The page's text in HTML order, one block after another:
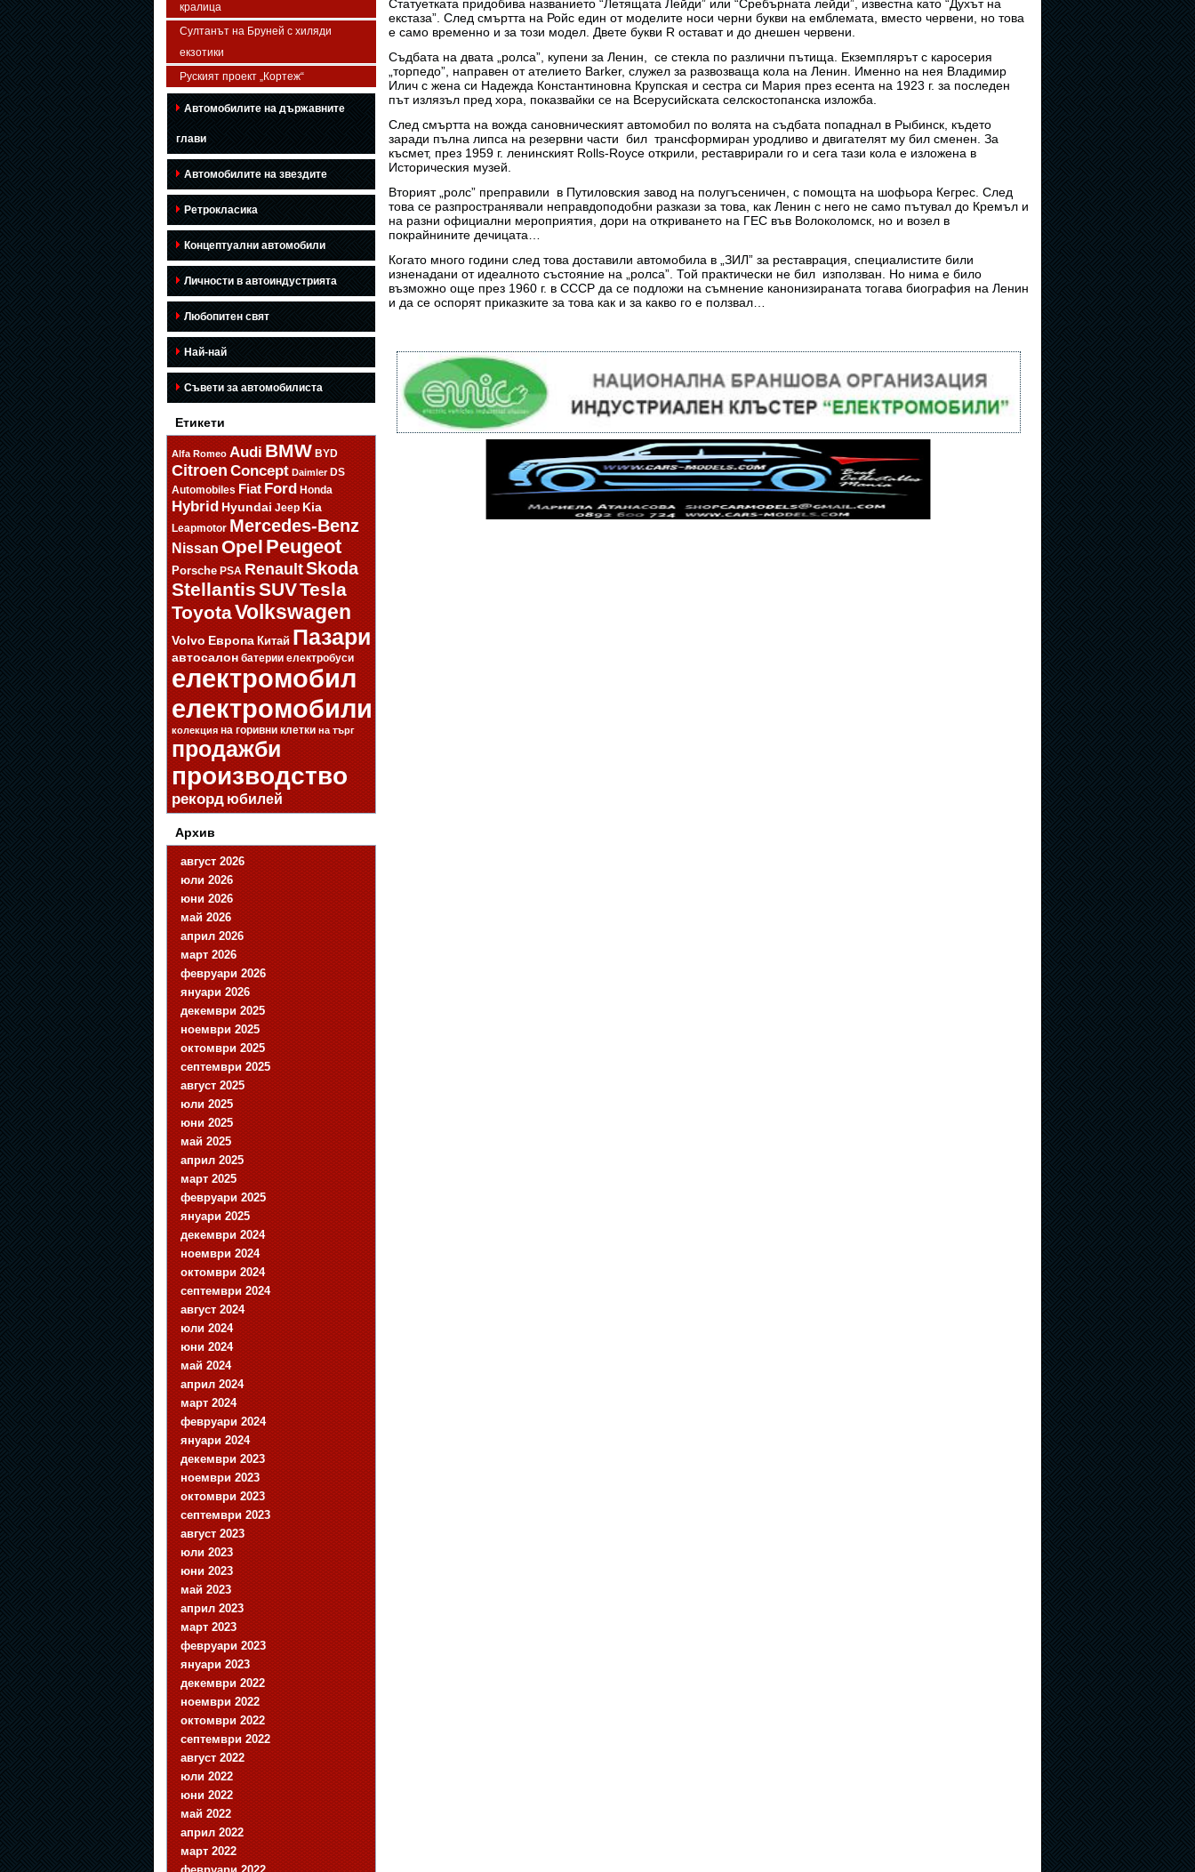
кралица
Султанът на Бруней с хиляди
екзотики
Руският проект „Кортеж“
Автомобилите на държавните
глави
Автомобилите на звездите
Ретрокласика
Концептуални автомобили
Личности в автоиндустрията
Любопитен свят
Най-най
Съвети за автомобилиста
Етикети
Alfa Romeo Audi BMW BYD
Citroen Concept Daimler DS
Automobiles Fiat Ford Honda
HybridHyundai Jeep Kia
Leapmotor Mercedes-Benz
Nissan Opel Peugeot
Porsche PSA RenaultSkoda
StellantisSUVTesla
ToyotaVolkswagen
Volvo Европа Китай Пазари
автосалон батерии електробуси
електромобил
електромобили
колекция на горивни клетки на търг
продажби
производство
рекорд юбилей
Архив
август 2026
юли 2026
юни 2026
май 2026
април 2026
март 2026
февруари 2026
януари 2026
декември 2025
ноември 2025
октомври 2025
септември 2025
август 2025
юли 2025
юни 2025
май 2025
април 2025
март 2025
февруари 2025
януари 2025
декември 2024
ноември 2024
октомври 2024
септември 2024
август 2024
юли 2024
юни 2024
май 2024
април 2024
март 2024
февруари 2024
януари 2024
декември 2023
ноември 2023
октомври 2023
септември 2023
август 2023
юли 2023
юни 2023
май 2023
април 2023
март 2023
февруари 2023
януари 2023
декември 2022
ноември 2022
октомври 2022
септември 2022
август 2022
юли 2022
юни 2022
май 2022
април 2022
март 2022
Статуетката придобива названието “Летящата Лейди” или “Сребърната лейди”, известна като “Духът на
екстаза”. След смъртта на Ройс един от моделите носи черни букви на емблемата, вместо червени, но това
е само временно и за този модел. Двете букви R остават и до днешен червени.
Съдбата на двата „ролса”, купени за Ленин, се стекла по различни пътища. Екземплярът с каросерия
„торпедо”, направен от ателието Barker, служел за развозваща кола на Ленин. Именно на нея Владимир
Илич с жена си Надежда Константиновна Крупская и сестра си Мария през есента на 1923 г. за последен
път излязъл пред хора, показвайки се на Всерусийската селскостопанска изложба.
След смъртта на вожда сановническият автомобил по волята на съдбата попаднал в Рыбинск, където
заради пълна липса на резервни части бил трансформиран уродливо и двигателят му бил сменен. За
късмет, през 1959 г. ленинският Rolls-Royce открили, реставрирали го и сега тази кола е изложена в
Историческия музей.
Вторият „ролс” преправили в Путиловския завод на полугъсеничен, с помощта на шофьора Кегрес. След
това се разпространявали неправдоподобни разкази за това, как Ленин с него не само пътувал до Кремъл и
на разни официални мероприятия, дори на откриването на ГЕС във Волоколомск, но и возел в
покрайнините дечицата…
Когато много години след това доставили автомобила в „ЗИЛ” за реставрация, специалистите били
изненадани от идеалното състояние на „ролса”. Той практически не бил използван. Но нима е било
възможно още през 1960 г. в СССР да се подложи на съмнение канонизираната тогава биография на Ленин
и да се оспорят приказките за това как и за какво го е ползвал…